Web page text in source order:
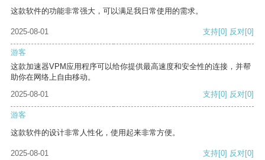
这款软件的功能非常强大，可以满足我日常使用的需求。
2025-08-01 支持[0] 反对[0]
游客
这款加速器VPM应用程序可以给你提供最高速度和安全性的连接，并帮
助你在网络上自由移动。
2025-08-01
支持[0] 反对[0]
游客
这款软件的设计非常人性化，使用起来非常方便。
2025-08-01 支持[0] 反对[0]